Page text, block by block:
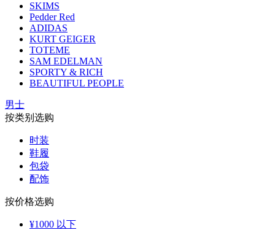
SKIMS
Pedder Red
ADIDAS
KURT GEIGER
TOTEME
SAM EDELMAN
SPORTY & RICH
BEAUTIFUL PEOPLE
男士
按类别选购
时装
鞋履
包袋
配饰
按价格选购
¥1000 以下